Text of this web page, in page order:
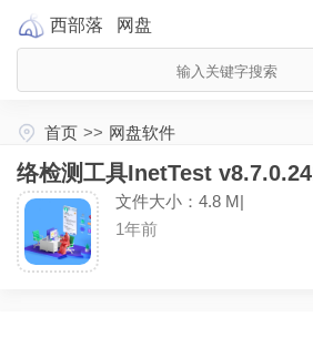
西部落 网盘
首页 >> 网盘软件
络检测工具InetTest
文件大小：4.8 M|
1年前